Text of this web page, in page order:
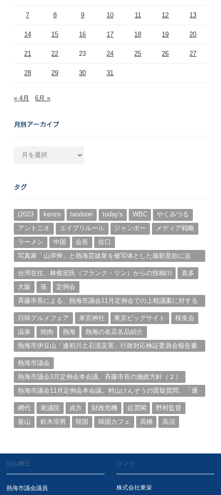
7 8 9 10 11 12 13
14 15 16 17 18 19 20
21 22 23 24 25 26 27
28 29 30 31
« 4月 6月 »
月別アーカイブ
カ
ブ
タグ
(2023 kenzo tandoori today's WBC
やくみつる
アントニオ
エイプリルール ジャンボー
メディア戦略
ラーメン
中国 会長
佐口
写真家「山岸伸」と熱海芸妓衆を被写体とした撮影意欲に迫
台湾在住、林俊宏氏（フランク・リン）からの投稿⑴
喜多
大阪
孫
定例会
斉藤市長による、熱海市議会11月定例会での上程議案に対する
日韓グルメフェア
来宮神社 東京ビッグサイト
桜友会
温泉
焼肉 熱海
熱海の名店名品紹介
熱海市伊豆山「逢初川土石流災害」行政対応検証委員会報告書
熱海市議会
熱海市議会3月定例会本会議。斉藤市長の施政方針（２）
熱海市議会11月定例会本会議。村山けんぞうの質疑質問、「通
網代
衆議院 貞方 財政危機 起雲閣
野村監督
釜山
鈴木宗男 韓国 韓国カフェ 高橋 高須
村山憲三
熱海市議会議員
リンク
株式会社東栄